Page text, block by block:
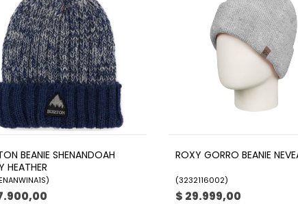
BEANIE SHENANDOAH
HEATHER
)
ROXY GORRO BEANIE
(3232116002)
$ 29.999,00